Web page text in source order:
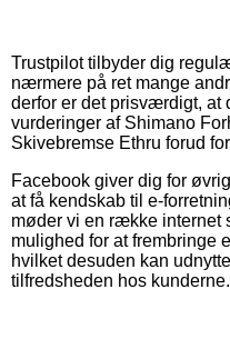
Trustpilot tilbyder dig
nærmere på ret mange
derfor er det prisværdigt, at
vurderinger af Shimano
Skivebremse Ethru forud
Facebook giver dig for
at få kendskab til e-
møder vi en række internet
mulighed for at frembringe
hvilket desuden kan
tilfredsheden hos kunderne.